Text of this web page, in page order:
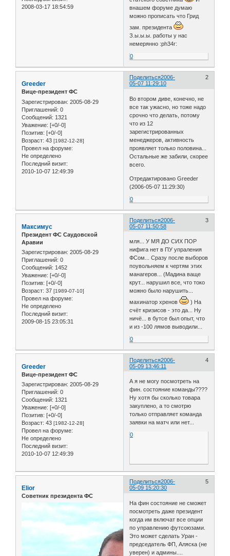
2008-03-17 18:54:59
внашем форуме думаю
можно прописать что Грид
зам. президента
З.ы.ы.ы. работы у нас
немерянно :ph34r:
0
Поделиться 2
2006-
05-07 11:29:10
Greeder
Вице-президент ФС
Зарегистрирован: 2005-08-29
Приглашений: 0
Сообщений: 1321
Уважение: [+0/-0]
Позитив: [+0/-0]
Возраст: 43 [1982-12-28]
Провел на форуме:
Не определено
Последний визит:
2010-10-07 12:49:39
Во втором диве, конечно, не
все так ужасно, но тоже надо
срочно что делать, потому
что из 12
зарегистрированных
менеджеров, активность
проявляет только половина...
Остальные же забили, скорее
всего.
Отредактировано Greeder
(2006-05-07 11:29:30)
0
Поделиться 3
2006-
05-07 11:50:58
Максимус
Президент ФС Саудовской
Аравии
Зарегистрирован: 2005-08-29
Приглашений: 0
Сообщений: 1452
Уважение: [+0/-0]
Позитив: [+0/-0]
Возраст: 37 [1989-07-10]
Провел на форуме:
Не определено
Последний визит:
2009-08-15 23:05:31
мля... У МЯ ДО СИХ ПОР
нифига нет в ПУ упраления
ФСом... Сразу после выборов
поувольняем к чертям этих
манагеров... (Мадина ваще
крут... нарушил все, что токо
можно было нарушить...
махинатор хренов
) На
счёт кризисов - это да... Ну
ничё... в бутсе был опыт, что
и из -100 лямов выводили...
0
Поделиться 4
2006-
05-09 13:46:11
Greeder
Вице-президент ФС
Зарегистрирован: 2005-08-29
Приглашений: 0
Сообщений: 1321
Уважение: [+0/-0]
Позитив: [+0/-0]
Возраст: 43 [1982-12-28]
Провел на форуме:
Не определено
Последний визит:
2010-10-07 12:49:39
А я не могу посмотреть на
фин. состояние команды????
Ну хотя бы сколько товара
закуплено, а то смотрю
только отправляет команда
заявки на матч или нет...
0
Поделиться 5
2006-
05-09 15:20:30
Elior
Советник президента ФС
На фин состояние не сможет
посмотреть даже президент
когда им включат все опции
по управлению футсоюзами.
Это может сделать Уран -
председатель ФП, Аляска (не
уверен) и админы....